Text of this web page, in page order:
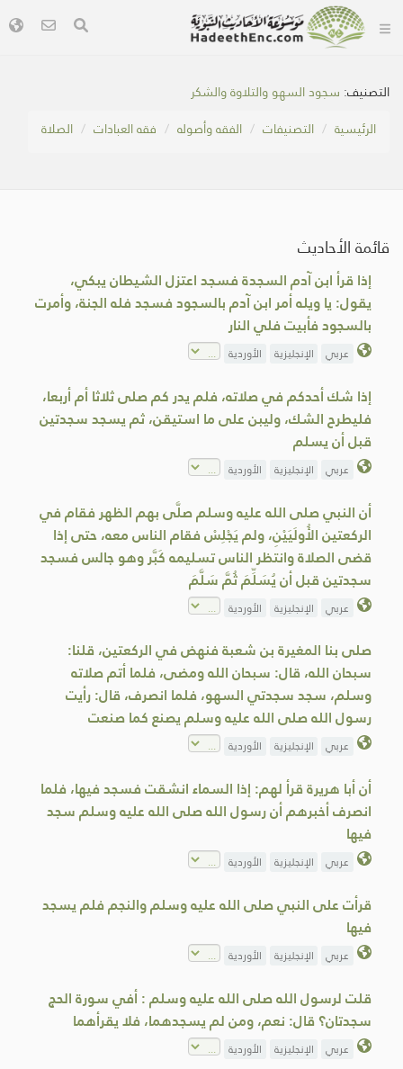
التصنيف: سجود السهو والتلاوة والشكر
الرئيسية
التصنيفات الفقه وأصوله فقه العبادات الصلاة
قائمة الأحاديث
إذا قرأ ابن آدم السجدة فسجد اعتزل الشيطان يبكي،
يقول: يا ويله أمر ابن آدم بالسجود فسجد فله الجنة، وأمرت
بالسجود فأبيت فلي النار
عربي الإنجليزية الأوردية
إذا شك أحدكم في صلاته، فلم يدر كم صلى ثلاثا أم أربعا،
فليطرح الشك، وليبن على ما استيقن، ثم يسجد سجدتين
قبل أن يسلم
عربي الإنجليزية الأوردية
أن النبي صلى الله عليه وسلم صلَّى بهم الظهر فقام في
الركعتين الأُولَيَيْنِ، ولم يَجْلِسْ فقام الناس معه، حتى إذا
قضى الصلاة وانتظر الناس تسليمه كَبَّر وهو جالس فسجد
سجدتين قبل أن يُسَلِّمَ ثُمَّ سَلَّمَ
عربي الإنجليزية الأوردية
صلى بنا المغيرة بن شعبة فنهض في الركعتين، قلنا:
سبحان الله، قال: سبحان الله ومضى، فلما أتم صلاته
وسلم، سجد سجدتي السهو، فلما انصرف، قال: رأيت
رسول الله صلى الله عليه وسلم يصنع كما صنعت
عربي الإنجليزية الأوردية
أن أبا هريرة قرأ لهم: إذا السماء انشقت فسجد فيها، فلما
انصرف أخبرهم أن رسول الله صلى الله عليه وسلم سجد
فيها
عربي الإنجليزية الأوردية
قرأت على النبي صلى الله عليه وسلم والنجم فلم يسجد
فيها
عربي الإنجليزية الأوردية
قلت لرسول الله صلى الله عليه وسلم : أفي سورة الحج
سجدتان؟ قال: نعم، ومن لم يسجدهما، فلا يقرأهما
عربي الإنجليزية الأوردية